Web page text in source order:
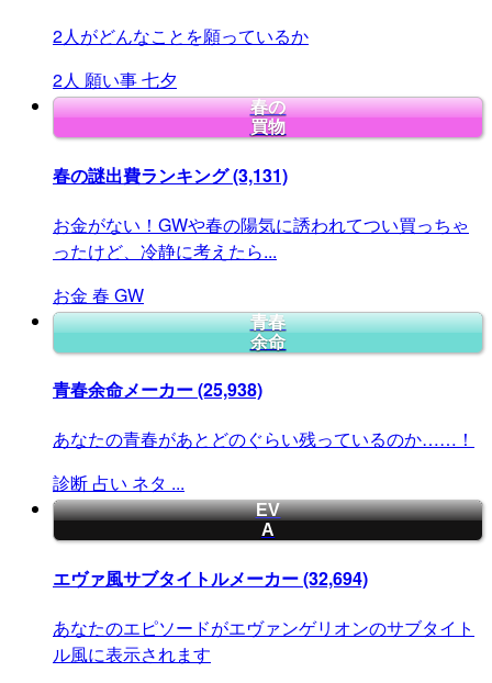
2人がどんなことを願っているか
2人 願い事七夕
春の
買物
春の謎出費ランキング(3,131)
お金がない！GWや春の陽気に誘われてつい買っちゃ
ったけど、冷静に考えたら...
お金 春 GW
青春
余命
青春余命メーカー(25,938)
あなたの青春があとどのぐらい残っているのか……！
診断 占い ネタ ...
EV
A
エヴァ風サブタイトルメーカー(32,694)
あなたのエピソードがエヴァンゲリオンのサブタイト
ル風に表示されます